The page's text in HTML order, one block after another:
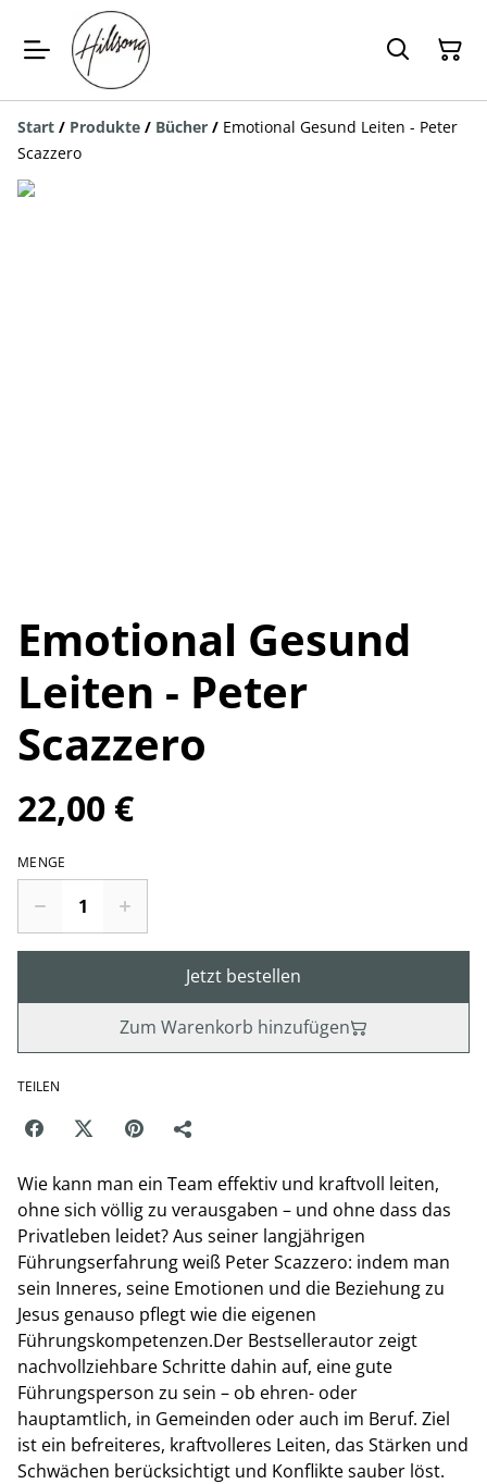
Start / Produkte / Bücher / Emotional Gesund Leiten - Peter
Scazzero
Emotional Gesund
Leiten - Peter
Scazzero
22,00 €
MENGE
Jetzt bestellen
Zum Warenkorb hinzufügen
TEILEN
Wie kann man ein Team effektiv und kraftvoll leiten,
ohne sich völlig zu verausgaben – und ohne dass das
Privatleben leidet? Aus seiner langjährigen
Führungserfahrung weiß Peter Scazzero: indem man
sein Inneres, seine Emotionen und die Beziehung zu
Jesus genauso pflegt wie die eigenen
Führungskompetenzen.Der Bestsellerautor zeigt
nachvollziehbare Schritte dahin auf, eine gute
Führungsperson zu sein – ob ehren- oder
hauptamtlich, in Gemeinden oder auch im Beruf. Ziel
ist ein befreiteres, kraftvolleres Leiten, das Stärken und
Schwächen berücksichtigt und Konflikte sauber löst.